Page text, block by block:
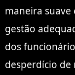
maneira suave
gestão
dos
desperdício de